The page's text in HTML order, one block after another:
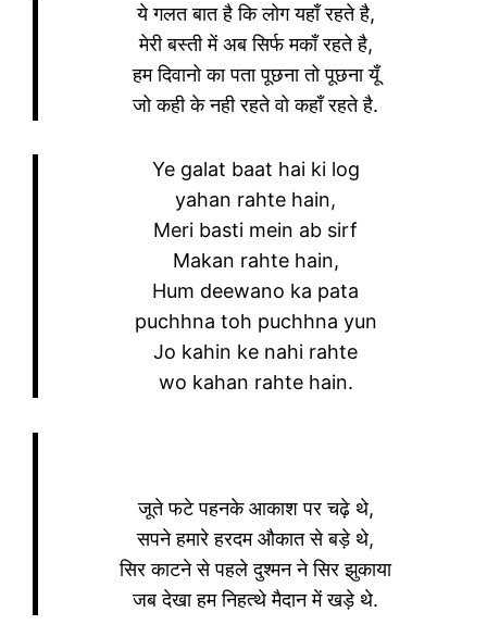
ये गलत बात है कि लोग यहाँ रहते है,
मेरी बस्ती में अब सिर्फ मकाँ रहते है,
हम दिवानो का पता पूछना तो पूछना यूँ
जो कही के नही रहते वो कहाँ रहते है.
Ye galat baat hai ki log
yahan rahte hain,
Meri basti mein ab sirf
Makan rahte hain,
Hum deewano ka pata
puchhna toh puchhna yun
Jo kahin ke nahi rahte
wo kahan rahte hain.
जूते फटे पहनके आकाश पर चढ़े थे,
सपने हमारे हरदम औकात से बड़े थे,
सिर काटने से पहले दुश्मन ने सिर झुकाया
जब देखा हम निहत्थे मैदान में खड़े थे.